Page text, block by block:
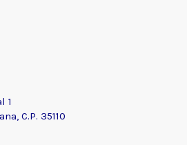
1
C.P. 35110